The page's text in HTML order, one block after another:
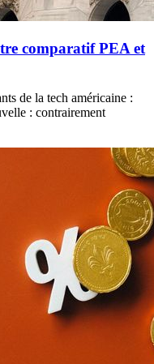
comparatif PEA et
de la tech américaine :
: contrairement